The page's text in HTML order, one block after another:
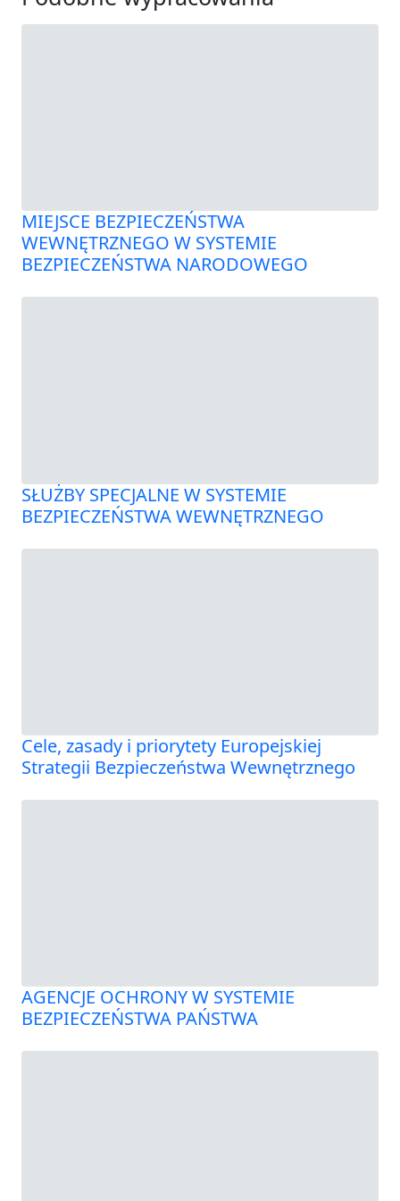
MIEJSCE BEZPIECZEŃSTWA
WEWNĘTRZNEGO W SYSTEMIE
BEZPIECZEŃSTWA NARODOWEGO
SŁUŻBY SPECJALNE W SYSTEMIE
BEZPIECZEŃSTWA WEWNĘTRZNEGO
Cele, zasady i priorytety Europejskiej
Strategii Bezpieczeństwa Wewnętrznego
AGENCJE OCHRONY W SYSTEMIE
BEZPIECZEŃSTWA PAŃSTWA